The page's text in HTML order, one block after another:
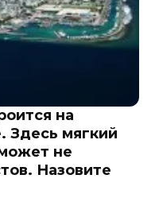
на
Здесь мягкий
не
Назовите